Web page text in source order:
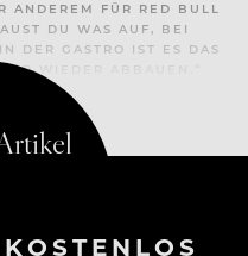
FÜR RED BULL I
DU WAS AUF, BEI D
GASTRO IST ES DAS GL
WIEDER ABBAUEN.“